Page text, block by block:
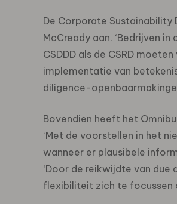
De Corporate Sustainability
McCready aan. ‘Bedrijven
CSDDD als de CSRD
implementatie van
diligence-
Bovendien heeft het
‘Met de voorstellen in het
wanneer er plausibele
‘Door de reikwijdte van
flexibiliteit zich te focussen